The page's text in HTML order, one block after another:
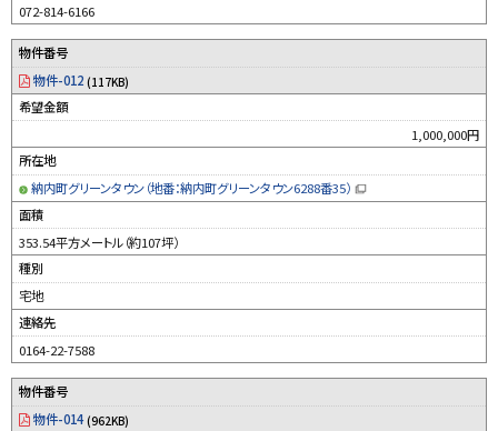
）
072-814-6166
物件番号
物件-012 (117KB)
希望金額
1,000,000円
所在地
納内町グリーンタウン（地番：納内町グリーンタウン6288番35）
（
規
ン
ウ
開
ま
）
面積
353.54平方メートル（約107坪）
種別
宅地
連絡先
0164-22-7588
物件番号
物件-014 (962KB)